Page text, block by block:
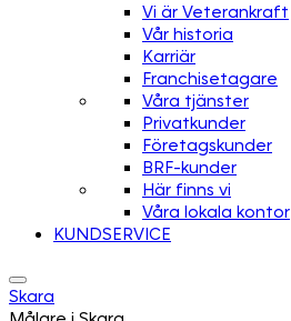
Vi är Veterankraft
Vår historia
Karriär
Franchisetagare
Våra tjänster
Privatkunder
Företagskunder
BRF-kunder
Här finns vi
Våra lokala kontor
KUNDSERVICE
Skara